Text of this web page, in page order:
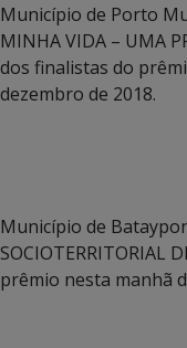
Município de Porto
MINHA VIDA – UMA
dos finalistas do
dezembro de 2018.
Município de
SOCIOTERRITORIAL
prêmio nesta manhã